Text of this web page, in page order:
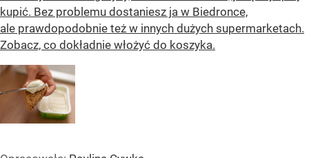
kupić. Bez problemu dostaniesz ja w Biedronce,
ale prawdopodobnie też w innych dużych supermarketach.
Zobacz, co dokładnie włożyć do koszyka.